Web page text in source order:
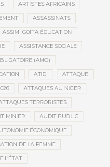
ARTISTES AFRICAINS
ASSASSINATS
ASSIMI GOÏTA ÉDUCATION
ASSISTANCE SOCIALE
(AMO)
ATIDI ATTAQUE
ATTAQUES AU NIGER
TERRORISTES
MINIER AUDIT PUBLIC
ÉCONOMIQUE
DE LA FEMME
L’ÉTAT